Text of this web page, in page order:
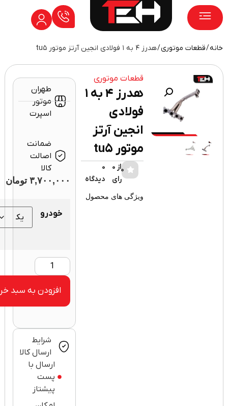
قطعات موتوری/ هدرز ۴ به ۱ فولادی انجین آرتز موتور tu۵
قطعات موتوری
هدرز ۴ به ۱
فولادی
انجین آرتز
موتور tu۵
از 0
رای
0
دیدگاه
ویژگی های محصول
طهران
موتور
اسپرت
ضمانت
اصالت
۳,۷۰۰,۰۰۰ تومان
خودرو
افزودن به سبد خرید
شرایط
ارسال کالا
ارسال با
پست
پیشتاز